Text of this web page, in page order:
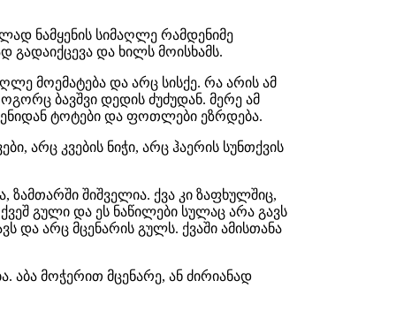
ნამყენის სიმაღლე რამდენიმე
გადაიქცევა და ხილს მოისხამს.
მოემატება და არც სისქე. რა არის ამ
ბავშვი დედის ძუძუდან. მერე ამ
ტოტები და ფოთლები ეზრდება.
არც კვების ნიჭი, არც ჰაერის სუნთქვის
შიშველია. ქვა კი ზაფხულშიც,
გული და ეს ნაწილები სულაც არა გავს
და არც მცენარის გულს. ქვაში ამისთანა
აბა მოჭერით მცენარე, ან ძირიანად